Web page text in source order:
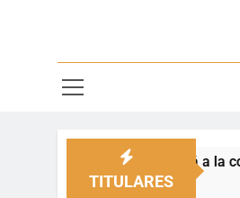
TITULARES
a la comunidad de Piedra Negra